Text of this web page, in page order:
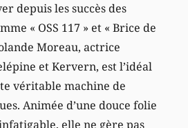
depuis les succès des
« OSS 117 » et « Brice de
Moreau, actrice
et Kervern, est l’idéal
véritable machine de
Animée d’une douce folie
elle ne gère pas